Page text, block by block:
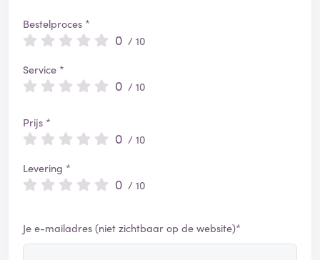
Bestelproces *
0 / 10
Service *
0 / 10
Prijs *
0 / 10
Levering *
0 / 10
Je e-mailadres (niet zichtbaar op de website)*